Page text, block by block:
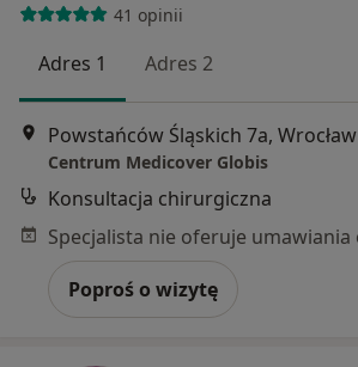
41 opinii
Adres 1 Adres 2
Powstańców Śląskich 7a, Wrocław
Centrum Medicover Globis
Konsultacja chirurgiczna
Poproś o wizytę